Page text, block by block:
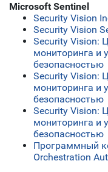
Microsoft Sentinel
Security Vision
Security Vision
Security Vision:
мониторинга и
безопасностью
Security Vision:
мониторинга и
безопасностью
Security Vision:
мониторинга и
безопасностью
Программный
Orchestration